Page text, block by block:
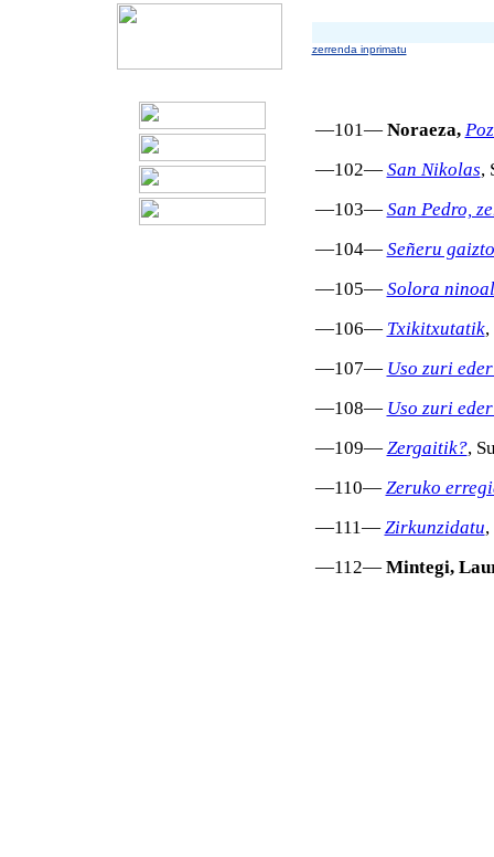
zerrenda inprimatu
—101— Noraeza,
—102— San Nikolas,
—103— San Pedro,
—104— Señeru gaizto
—105— Solora
—106— Txikitxutatik,
—107— Uso zuri
—108— Uso zuri
—109— Zergaitik?,
—110— Zeruko
—111— Zirkunzidatu
—112— Mintegi,